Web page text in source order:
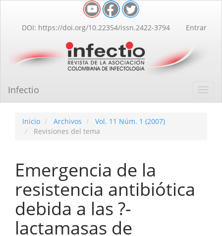
Contenido
principal
lateral
DOI: https://doi.org/10.22354/issn.2422-3794 Entrar
Infectio
Inicio Archivos
Vol. 11 Núm. 1 (2007)
Revisiones del tema
Emergencia de la
resistencia antibiótica
debida a las ?-
lactamasas de